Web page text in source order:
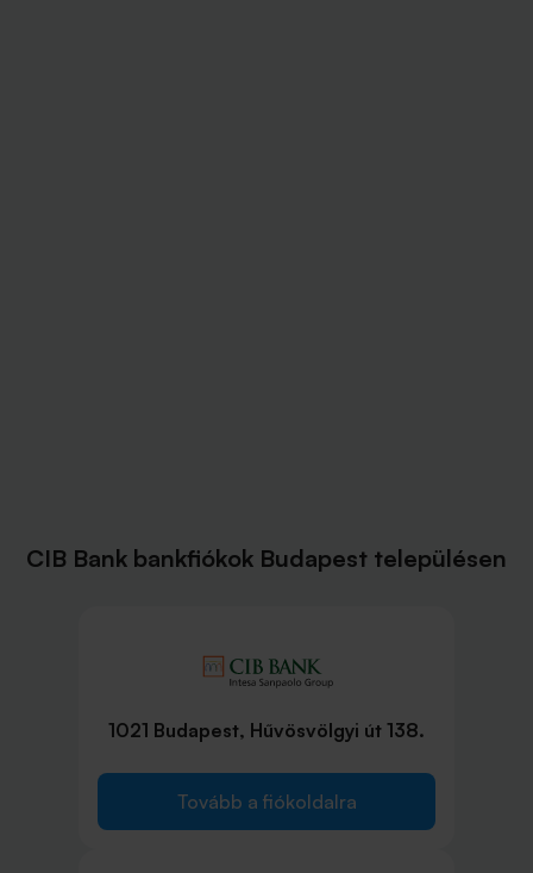
CIB Bank bankfiókok Budapest településen
1021 Budapest, Hűvösvölgyi út 138.
Tovább a fiókoldalra